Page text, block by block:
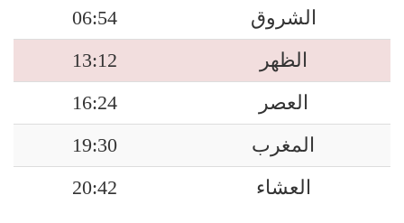
الشروق
06:54
الظهر
13:12
العصر
16:24
المغرب
19:30
العشاء
20:42